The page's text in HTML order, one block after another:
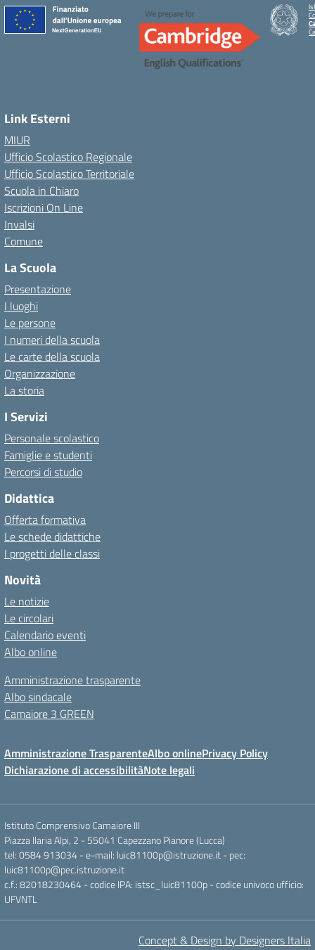
Link Esterni
MIUR
Ufficio Scolastico Regionale
Ufficio Scolastico Territoriale
Scuola in Chiaro
Iscrizioni On Line
Invalsi
Comune
La Scuola
Presentazione
I luoghi
Le persone
I numeri della scuola
Le carte della scuola
Organizzazione
La storia
I Servizi
Personale scolastico
Famiglie e studenti
Percorsi di studio
Didattica
Offerta formativa
Le schede didattiche
I progetti delle classi
Novità
Le notizie
Le circolari
Calendario eventi
Albo online
Amministrazione trasparente
Albo sindacale
Camaiore 3 GREEN
Amministrazione TrasparenteAlbo onlinePrivacy Policy
Dichiarazione di accessibilitàNote legali
Istituto Comprensivo Camaiore III
Piazza Ilaria Alpi, 2 - 55041 Capezzano Pianore (Lucca)
tel: 0584 913034 - e-mail: luic81100p@istruzione.it - pec:
luic81100p@pec.istruzione.it
c.f.: 82018230464 - codice IPA: istsc_luic81100p - codice univoco ufficio:
UFVNTL
Concept & Design by Designers Italia